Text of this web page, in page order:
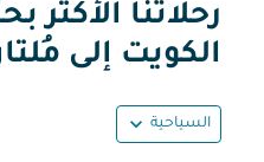
رحلاتنا الأكثر
الكويت إلى
السياحية expand_more
حاول تحديث الرحلة (مغادرة